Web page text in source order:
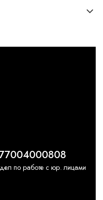
по работе с юр. лицами